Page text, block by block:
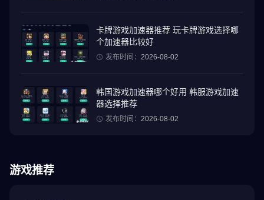
终极生物战略家。无论你是阻止疫情爆发还是加速病毒感染，地球
的命运都掌握在你的手中。
如果你喜欢病毒感染游戏、疫情模拟或战略感染游戏，那么这款病
毒游戏就是你梦寐以求的。适应。生存。感染。
立即下载《零号病人》——手机上最令人上瘾、最逼真的疫情和疾
卡牌游戏加速器推荐 玩卡牌游戏选择哪
个加速器比较好
发布时间： 2026-08-02
韩国游戏加速器哪个好用 韩服游戏加速
器选择推荐
发布时间： 2026-08-02
游戏推荐